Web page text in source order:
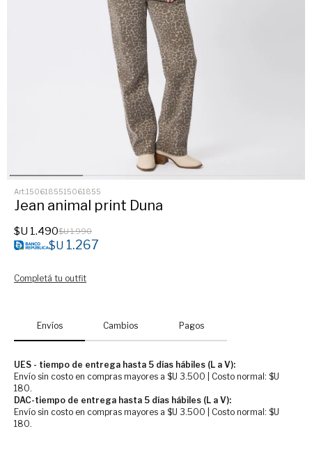
1506185515061855
Jean animal print Duna
$U 1.490$U1.990
$U 1.267
Completá tu outfit
Envíos Cambios Pagos
UES - tiempo de entrega hasta 5 días hábiles (L a V):
Envío sin costo en compras mayores a $U 3.500 | Costo normal: $U
180.
DAC-tiempo de entrega hasta 5 días hábiles (L a V):
Envío sin costo en compras mayores a $U 3.500 | Costo normal: $U
180.